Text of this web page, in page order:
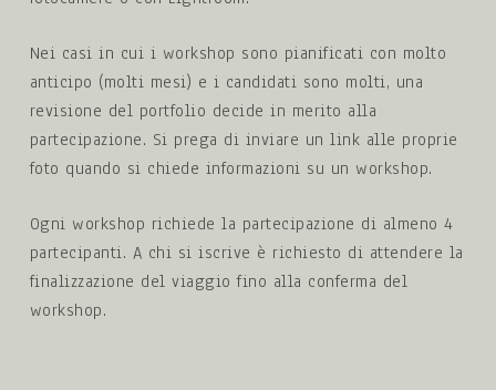
Nei casi in cui i workshop sono pianificati con molto
anticipo (molti mesi) e i candidati sono molti, una
revisione del portfolio decide in merito alla
partecipazione. Si prega di inviare un link alle proprie
foto quando si chiede informazioni su un workshop.
Ogni workshop richiede la partecipazione di almeno 4
partecipanti. A chi si iscrive è richiesto di attendere la
finalizzazione del viaggio fino alla conferma del
workshop.